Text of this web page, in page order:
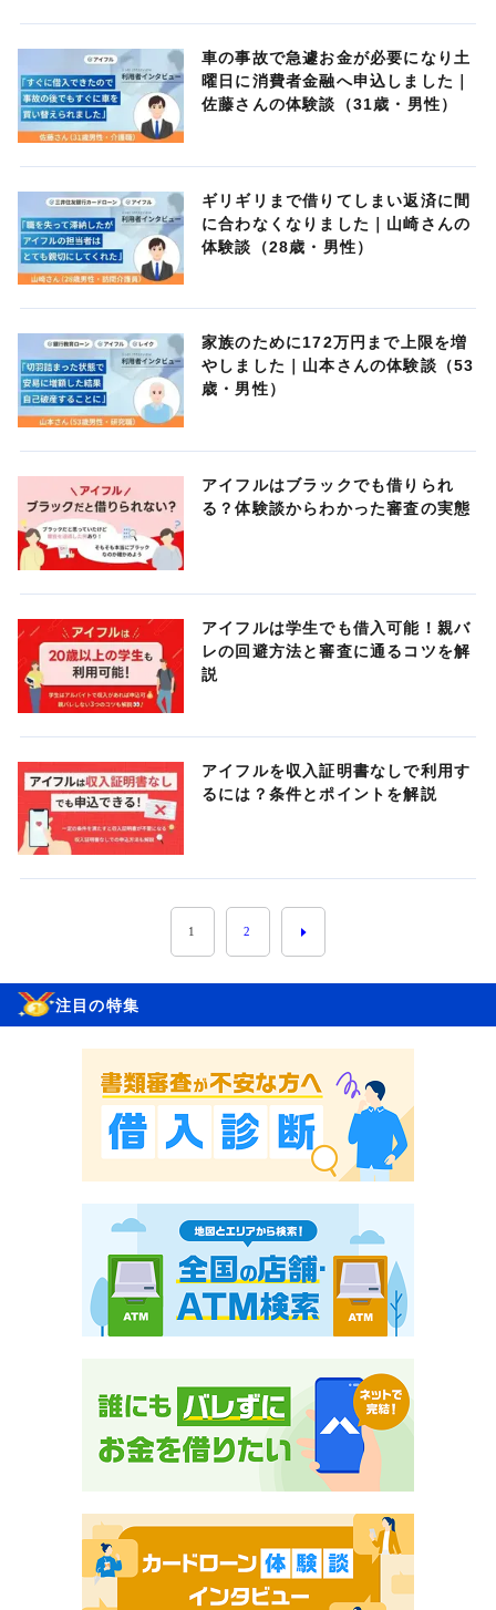
車の事故で急遽お金が必要になり土
曜日に消費者金融へ申込しました｜
佐藤さんの体験談（31歳・男性）
ギリギリまで借りてしまい返済に間
に合わなくなりました｜山崎さんの
体験談（28歳・男性）
家族のために172万円まで上限を増
やしました｜山本さんの体験談（53
歳・男性）
アイフルはブラックでも借りられ
る？体験談からわかった審査の実態
アイフルは学生でも借入可能！親バ
レの回避方法と審査に通るコツを解
説
アイフルを収入証明書なしで利用す
るには？条件とポイントを解説
1 2
注目の特集